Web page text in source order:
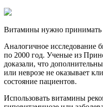
Витамины нужно принимать
Аналогичное исследование
по 2000 год. Ученые из
доказали, что
или неврозе не оказывает
состояние пациентов.
Использовать витамины